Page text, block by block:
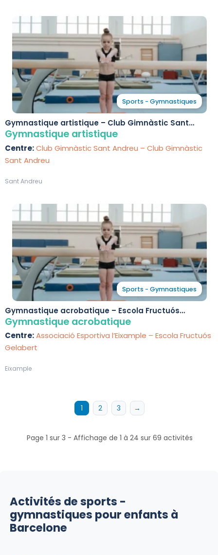
Sports - Gymnastiques
Gymnastique artistique – Club Gimnàstic Sant
Andreu
Gymnastique artistique
Centre:Club Gimnàstic Sant Andreu – Club Gimnàstic
Sant Andreu
Sant Andreu
Sports - Gymnastiques
Gymnastique acrobatique – Escola Fructuós
Gelabert
Gymnastique acrobatique
Centre:Associació Esportiva l’Eixample – Escola Fructuós
Gelabert
Eixample
1 2 3 →
Page 1 sur 3 - Affichage de 1 à 24 sur 69 activités
Activités de sports -
gymnastiques pour enfants à
Barcelone